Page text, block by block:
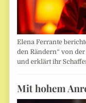
Elena Ferrante
den Rändern“ von
und erklärt ihr
Mit hohem